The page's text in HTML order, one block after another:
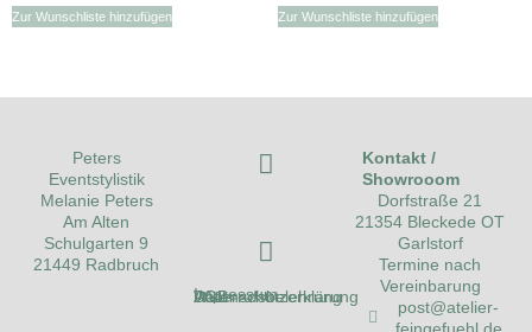
Zur Wunschliste hinzufügen Zur Wunschliste hinzufügen
Peters
Eventstylistik
Melanie Peters
Am Alten
Schulgarten 9
21449 Radbruch
Impressum
Datenschutzerklärung
AGB
Widerrufsbelehrung
Kontakt /
Showrooom
Dorfstraße 21
21354 Bleckede OT
Garlstorf
Termine nach
Vereinbarung
post@atelier-